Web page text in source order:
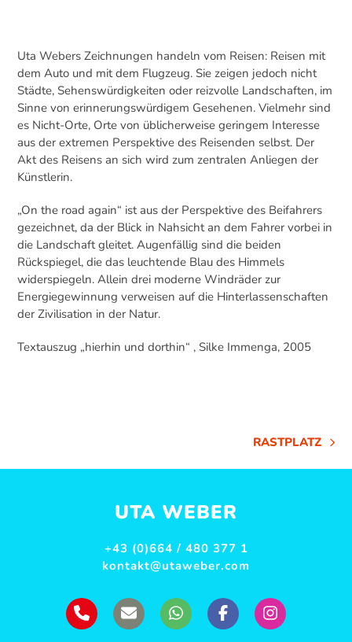
Uta Webers Zeichnungen handeln vom Reisen: Reisen mit
dem Auto und mit dem Flugzeug. Sie zeigen jedoch nicht
Städte, Sehenswürdigkeiten oder reizvolle Landschaften, im
Sinne von erinnerungswürdigem Gesehenen. Vielmehr sind
es Nicht-Orte, Orte von üblicherweise geringem Interesse
aus der extremen Perspektive des Reisenden selbst. Der
Akt des Reisens an sich wird zum zentralen Anliegen der
Künstlerin.
„On the road again“ ist aus der Perspektive des Beifahrers
gezeichnet, da der Blick in Nahsicht an dem Fahrer vorbei in
die Landschaft gleitet. Augenfällig sind die beiden
Rückspiegel, die das leuchtende Blau des Himmels
widerspiegeln. Allein drei moderne Windräder zur
Energiegewinnung verweisen auf die Hinterlassenschaften
der Zivilisation in der Natur.
Textauszug „hierhin und dorthin“ , Silke Immenga, 2005
NÄCHSTER
BEITRAG:
RASTPLATZ
UTA WEBER
+43 (0)664 / 480 377 1
kontakt@utaweber.com